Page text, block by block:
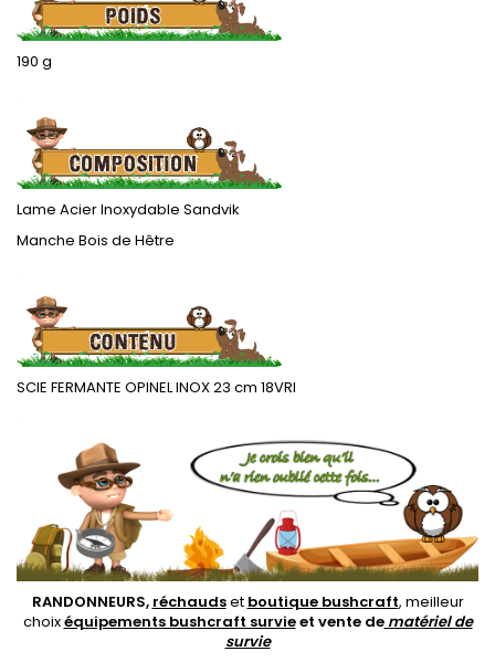
190 g
.
Lame Acier Inoxydable Sandvik
Manche Bois de Hêtre
.
SCIE FERMANTE OPINEL INOX 23 cm 18VRI
.
RANDONNEURS, réchaudset boutique bushcraft, meilleur
choixéquipements bushcraft survieet vente dematériel de
survie